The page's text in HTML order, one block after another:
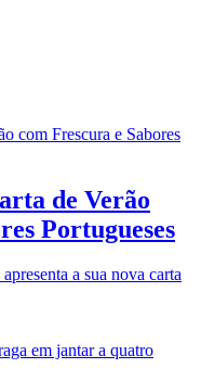
de Verão
Portugueses
a sua nova carta